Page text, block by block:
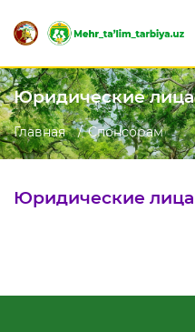
Юридические лица
Главная Спонсорам
Юридические лица